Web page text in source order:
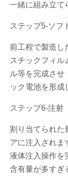
一緒に組み立て
ステップ5-ソフ
前工程で製造し
スチックフィル
ル等を完成させ
ック電池を形成
ステップ6-注射
割り当てられた
アに注入されま
液体注入操作を
含有量が多すぎ